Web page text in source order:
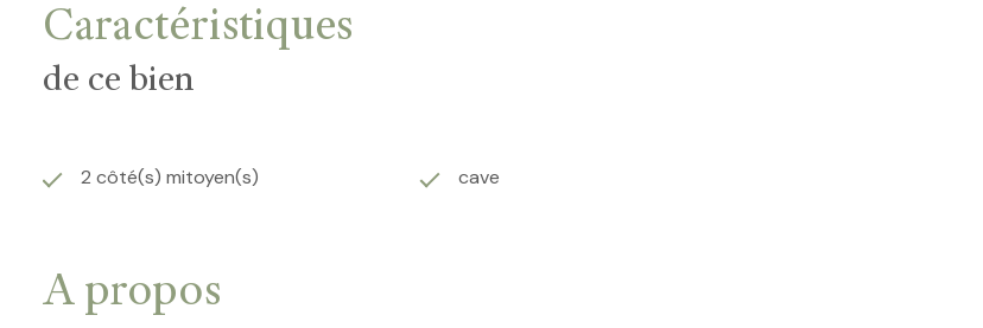
Caractéristiques
de ce bien
2 côté(s) mitoyen(s) cave
A propos